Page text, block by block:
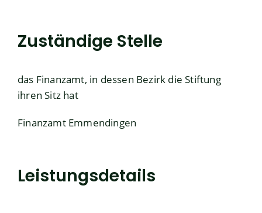
Zuständige Stelle
das Finanzamt, in dessen Bezirk die Stiftung
ihren Sitz hat
Finanzamt Emmendingen
Leistungsdetails